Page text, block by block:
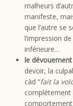
malheurs
manifeste,
que l’autre se
l’impression
inférieure…
le dévouement
devoir, la
càd “fait la
complètement
comportement